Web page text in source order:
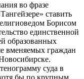
во фразе
ставить
Борисом
единственной
образованных
вменяемых граждан
суда в
бы по крупным